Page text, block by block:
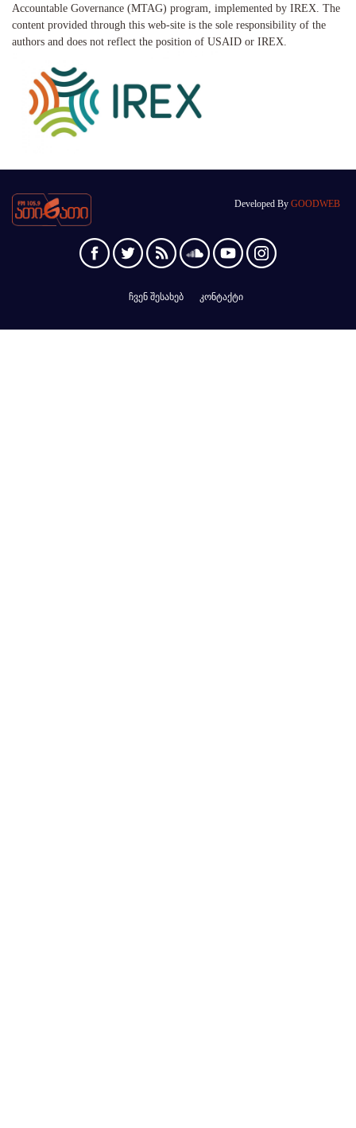
Accountable Governance (MTAG) program, implemented by IREX. The
content provided through this web-site is the sole responsibility of the
authors and does not reflect the position of USAID or IREX.
Developed By GOODWEB
ჩვენ შესახებ კონტაქტი